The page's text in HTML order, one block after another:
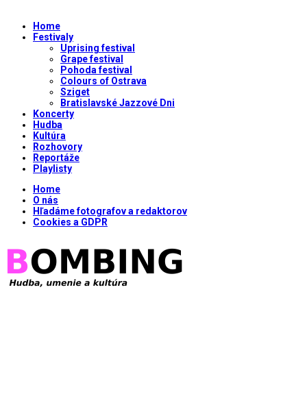
Home
Festivaly
Uprising festival
Grape festival
Pohoda festival
Colours of Ostrava
Sziget
Bratislavské Jazzové Dni
Koncerty
Hudba
Kultúra
Rozhovory
Reportáže
Playlisty
Home
O nás
Hľadáme fotografov a redaktorov
Cookies a GDPR